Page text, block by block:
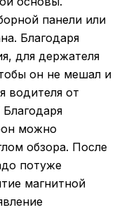
панели или
Благодаря
для держателя
он не мешал и
водителя от
можно
обзора. После
потуже
магнитной